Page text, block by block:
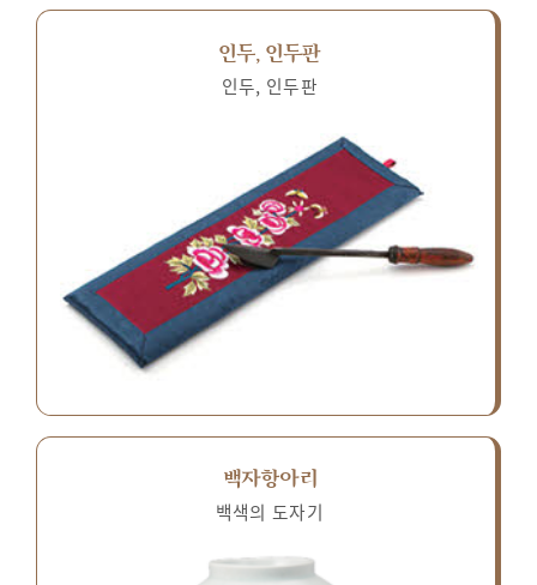
인두, 인두판
인두, 인두판
백자항아리
백색의 도자기